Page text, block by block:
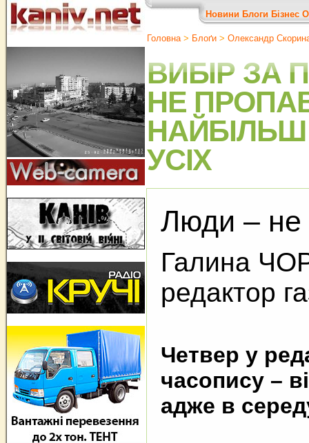
Новини Блоги Бізнес
Головна> Блоґи > Олександр
ВИБІР ЗА
НЕ
УСІХ
Люди – не
Галина
редактор
Четвер у
часопису –
адже в